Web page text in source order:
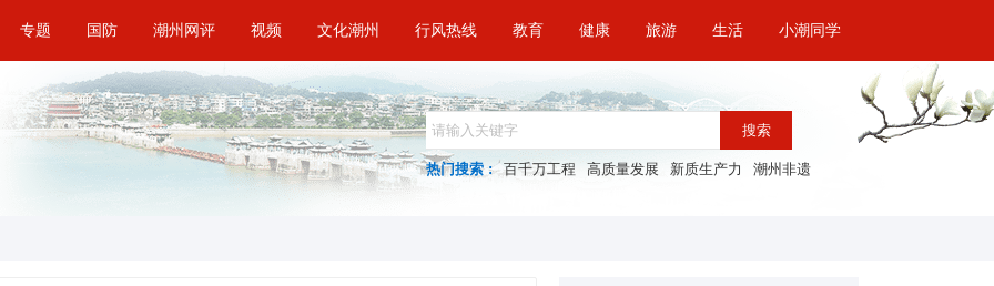
专题 国防 潮州网评 视频 文化潮州 行风热线 教育 健康 旅游 生活 小潮同学
搜索
热门搜索 : 百千万工程 高质量发展 新质生产力 潮州非遗